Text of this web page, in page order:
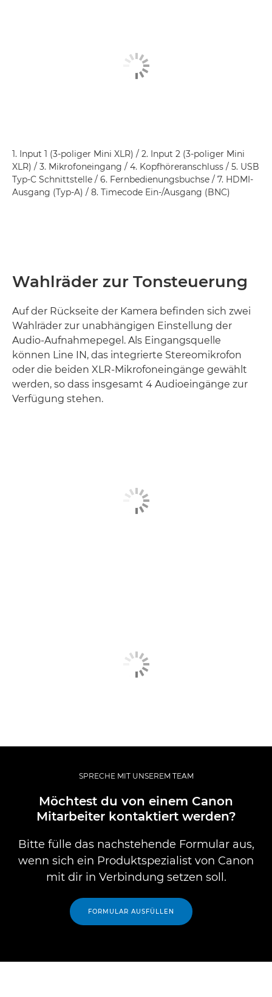
1. Input 1 (3-poliger Mini XLR) / 2. Input 2 (3-poliger Mini
XLR) / 3. Mikrofoneingang / 4. Kopfhöreranschluss / 5. USB
Typ-C Schnittstelle / 6. Fernbedienungsbuchse / 7. HDMI-
Ausgang (Typ-A) / 8. Timecode Ein-/Ausgang (BNC)
Wahlräder zur Tonsteuerung
Auf der Rückseite der Kamera befinden sich zwei
Wahlräder zur unabhängigen Einstellung der
Audio-Aufnahmepegel. Als Eingangsquelle
können Line IN, das integrierte Stereomikrofon
oder die beiden XLR-Mikrofoneingänge gewählt
werden, so dass insgesamt 4 Audioeingänge zur
Verfügung stehen.
SPRECHE MIT UNSEREM TEAM
Möchtest du von einem Canon
Mitarbeiter kontaktiert werden?
Bitte fülle das nachstehende Formular aus,
wenn sich ein Produktspezialist von Canon
mit dir in Verbindung setzen soll.
FORMULAR AUSFÜLLEN